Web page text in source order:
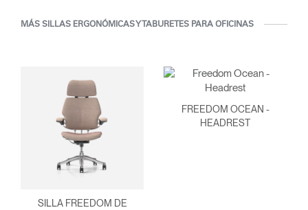
MÁS SILLAS ERGONÓMICAS Y TABURETES PARA OFICINAS
SILLA FREEDOM DE
FREEDOM OCEAN -
HEADREST